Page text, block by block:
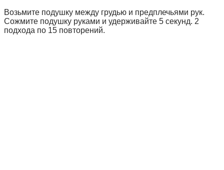
Возьмите подушку между грудью и предплечьями рук.
Сожмите подушку руками и удерживайте 5 секунд. 2
подхода по 15 повторений.